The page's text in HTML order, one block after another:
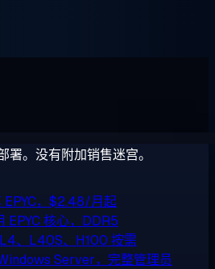
。没有附加销售迷宫。
EPYC，$2.48/月起
EPYC 核心，DDR5
L4、L40S、H100 按需
Server，完整管理员